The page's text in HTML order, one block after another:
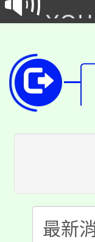
徵才
開!
115
田徑
桃園
視費
半
者。
大園
份
大
份教
淨零
會
115